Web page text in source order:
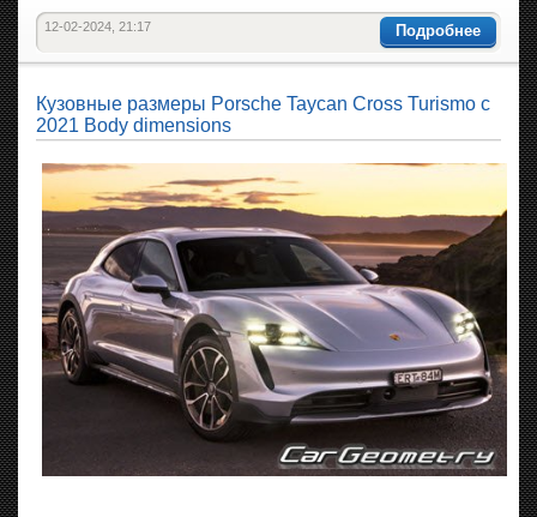
Подробнее
12-02-2024, 21:17
Кузовные размеры Porsche Taycan Cross Turismo с
2021 Body dimensions